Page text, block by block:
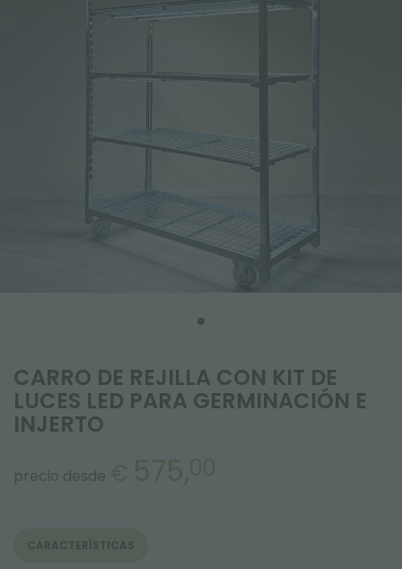
MÁS RESULTADOS PARA USTED:
CARRO DE REJILLA CON KIT DE
LUCES LED PARA GERMINACIÓN E
INJERTO
precio desde € 575,00
CARACTERÍSTICAS